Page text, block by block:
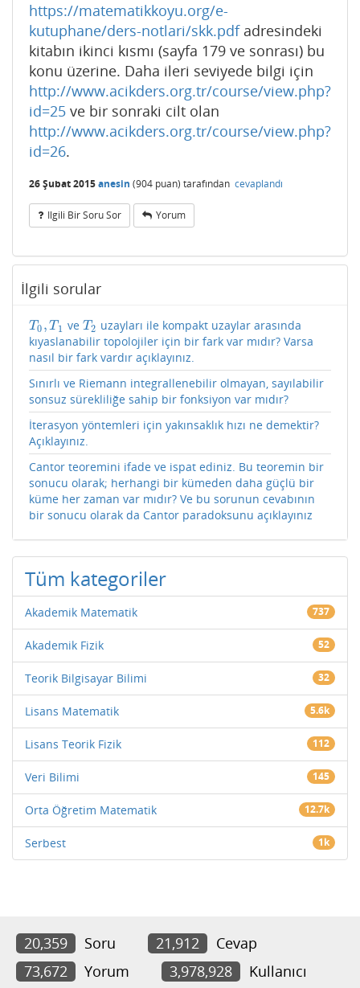
https://matematikkoyu.org/e-
kutuphane/ders-notlari/skk.pdfadresindeki
kitabın ikinci kısmı (sayfa 179 ve sonrası) bu
konu üzerine. Daha ileri seviyede bilgi için
http://www.acikders.org.tr/course/view.php?
id=25 ve bir sonraki cilt olan
http://www.acikders.org.tr/course/view.php?
id=26.
26 Şubat 2015anesin (904 puan) tarafından cevaplandı
Ilgili Bir Soru Sor Yorum
İlgili sorular
T0 , T 1
T0T1 ve T2
T2 uzayları ile kompakt uzaylar arasında
kıyaslanabilir topolojiler için bir fark var mıdır? Varsa
nasıl bir fark vardır açıklayınız.
Sınırlı ve Riemann integrallenebilir olmayan, sayılabilir
sonsuz sürekliliğe sahip bir fonksiyon var mıdır?
İterasyon yöntemleri için yakınsaklık hızı ne demektir?
Açıklayınız.
Cantor teoremini ifade ve ispat ediniz. Bu teoremin bir
sonucu olarak; herhangi bir kümeden daha güçlü bir
küme her zaman var mıdır? Ve bu sorunun cevabının
bir sonucu olarak da Cantor paradoksunu açıklayınız
Tüm kategoriler
Akademik Matematik 737
Akademik Fizik 52
Teorik Bilgisayar Bilimi 32
Lisans Matematik 5.6k
Lisans Teorik Fizik 112
Veri Bilimi 145
Orta Öğretim Matematik 12.7k
Serbest 1k
20,359 Soru 21,912
Cevap
73,672
Yorum 3,978,928 Kullanıcı